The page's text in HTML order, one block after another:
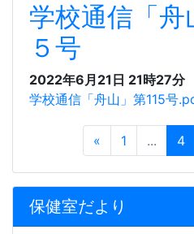
学校通信「舟
５号
2022年6月21日 21時27分
学校通信「舟山」第115号
« 1 ... 4
保健室だより